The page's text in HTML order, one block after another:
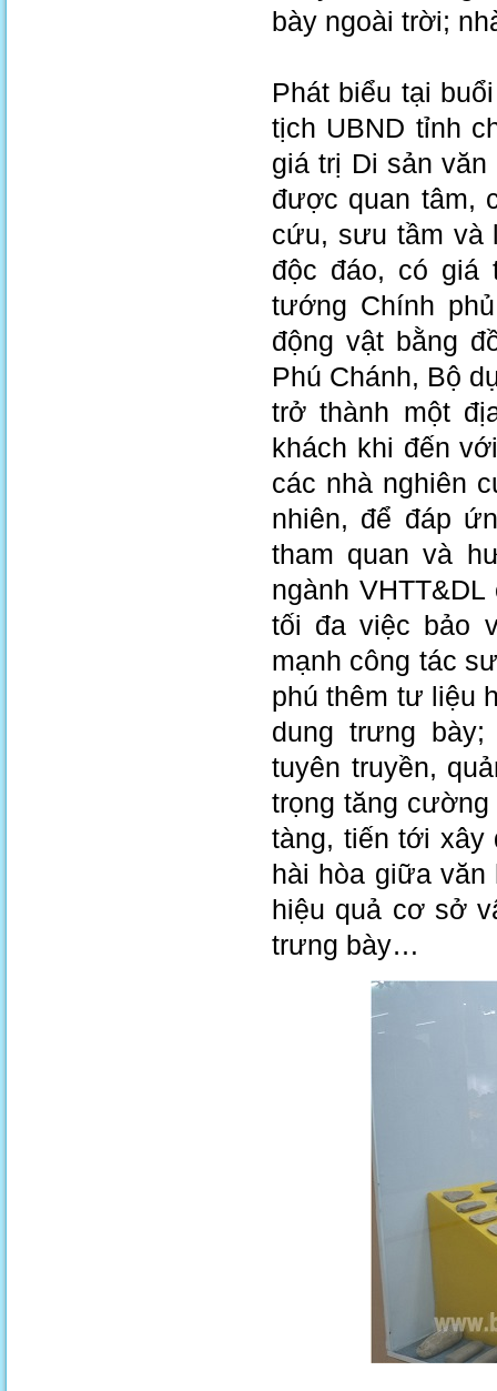
bày ngoài trời;
Phát biểu tại
tịch UBND tỉnh
giá trị Di sản
được quan tâm,
cứu, sưu tầm và
độc đáo, có giá
tướng Chính
động vật bằng
Phú Chánh, Bộ
trở thành một
khách khi đến
các nhà nghiên
nhiên, để đáp
tham quan và
ngành
tối đa việc bảo
mạnh công tác
phú thêm tư liệu
dung trưng
tuyên truyền,
trọng tăng
tàng, tiến tới xây
hài hòa giữa văn
hiệu quả cơ sở
trưng bày…